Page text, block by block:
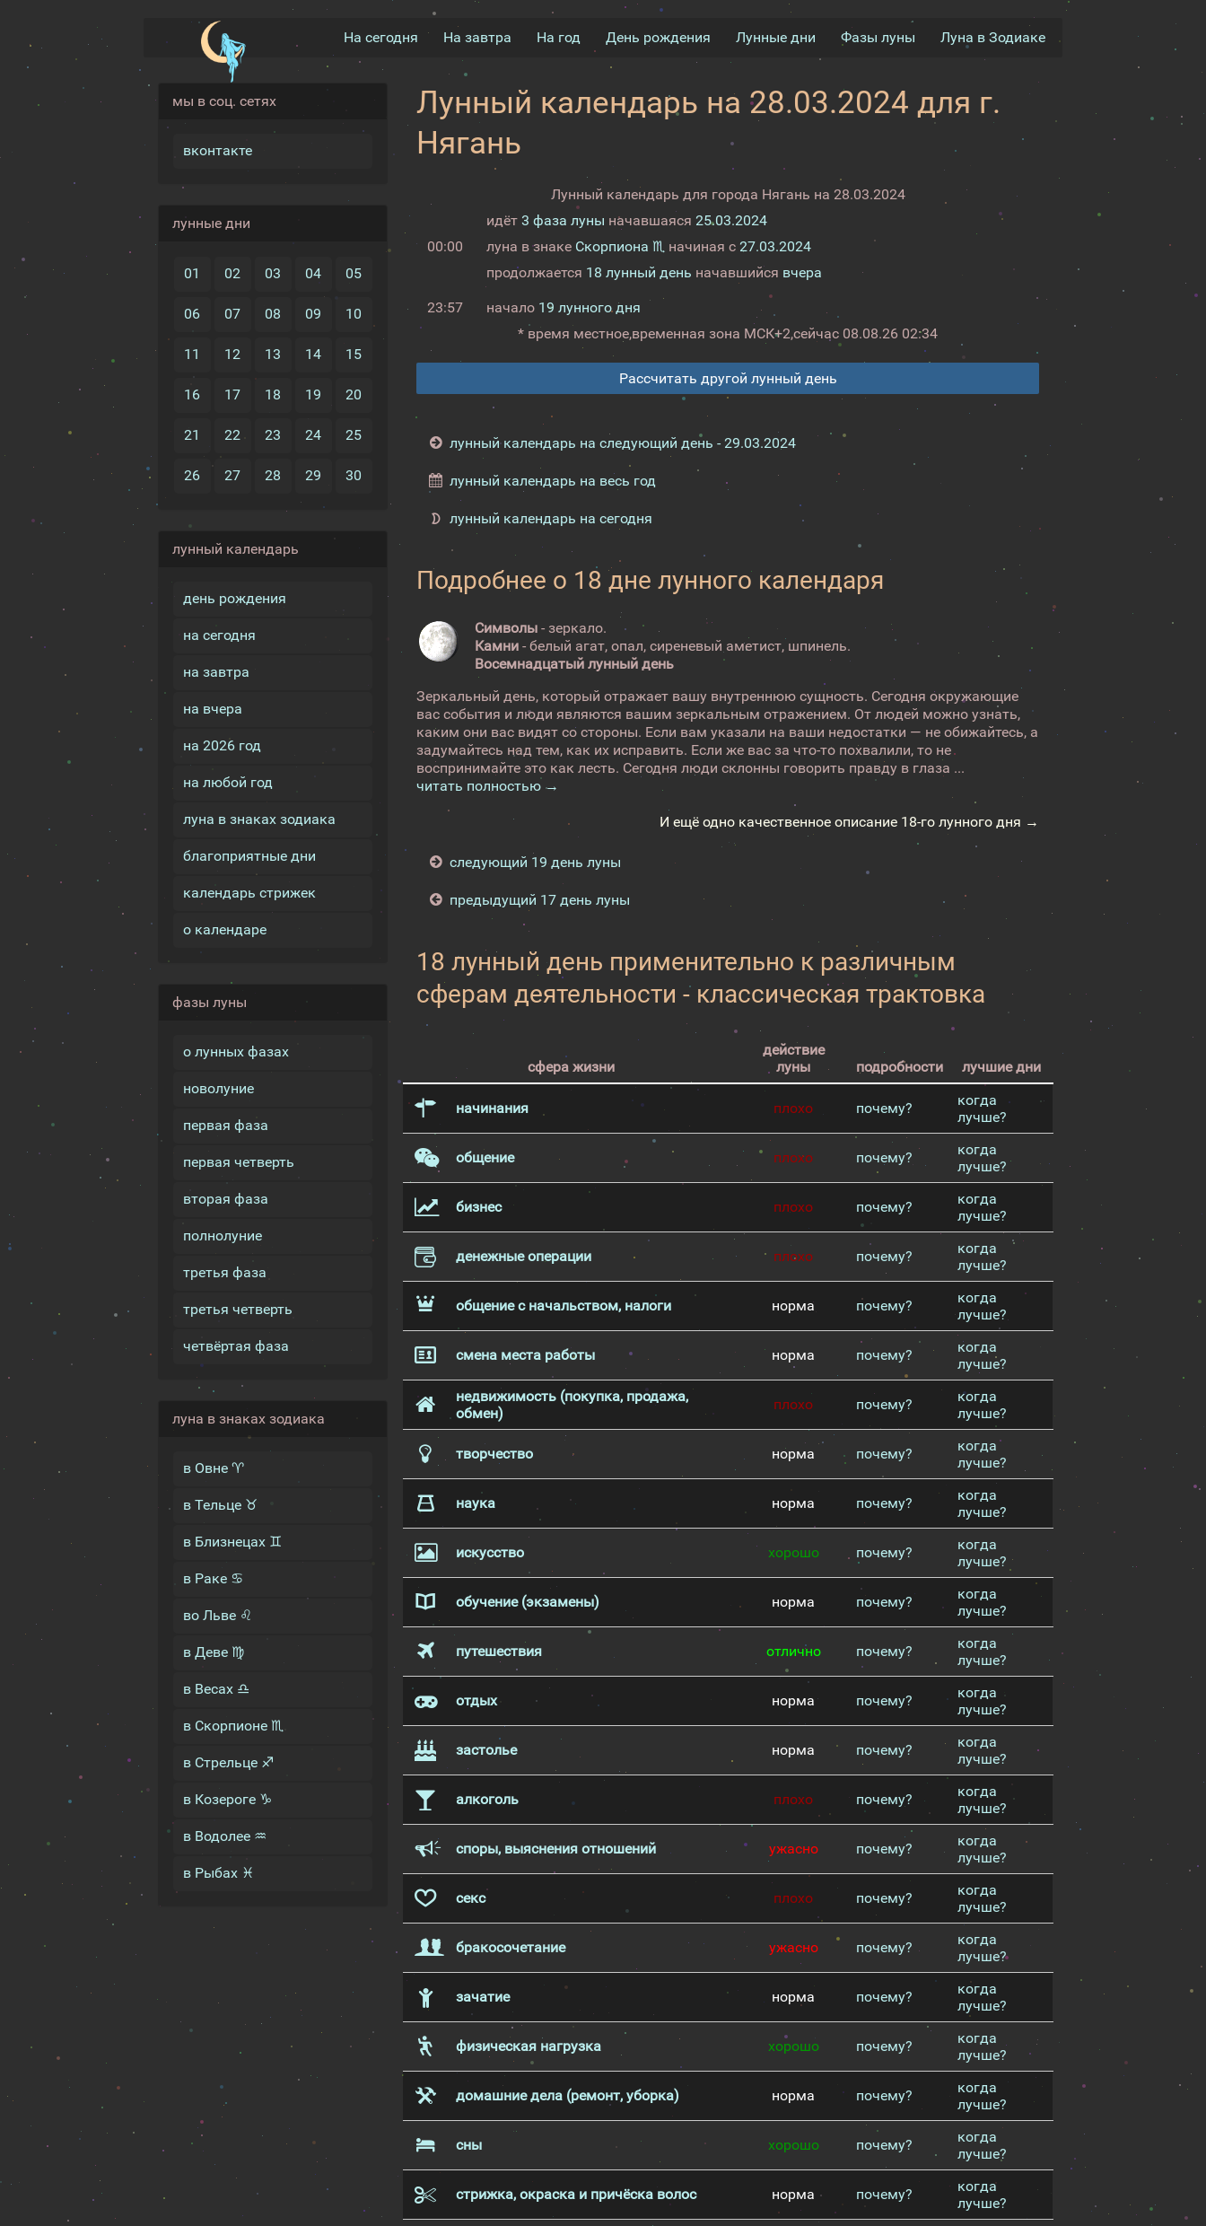
На сегодня На завтра На год День рождения Лунные дни Фазы луны Луна в Зодиаке
мы в соц. сетях
вконтакте
лунные дни
01 02 03 04 05
06 07 08 09 10
11 12 13 14 15
16 17 18 19 20
21 22 23 24 25
26 27 28 29 30
лунный календарь
день рождения
на сегодня
на завтра
на вчера
на 2026 год
на любой год
луна в знаках зодиака
благоприятные дни
календарь стрижек
о календаре
фазы луны
о лунных фазах
новолуние
первая фаза
первая четверть
вторая фаза
полнолуние
третья фаза
третья четверть
четвёртая фаза
луна в знаках зодиака
в Овне ♈
в Тельце ♉
в Близнецах ♊
в Раке ♋
во Льве ♌
в Деве ♍
в Весах ♎
в Скорпионе ♏
в Стрельце ♐
в Козероге ♑
в Водолее ♒
в Рыбах ♓
Лунный календарь на 28.03.2024 для г.
Нягань
Лунный календарь для города Нягань на 28.03.2024
00:00
идёт 3 фаза луны начавшаяся 25.03.2024
луна в знаке Скорпиона ♏начиная с 27.03.2024
продолжается 18 лунный день начавшийся вчера
23:57 начало 19 лунного дня
* время местное,временная зона МСК+2,сейчас 08.08.26 02:34
Рассчитать другой лунный день
лунный календарь на следующий день - 29.03.2024
лунный календарь на весь год
лунный календарь на сегодня
Подробнее о 18 дне лунного календаря
Символы - зеркало.
Камни - белый агат, опал, сиреневый аметист, шпинель.
Восемнадцатый лунный день
Зеркальный день, который отражает вашу внутреннюю сущность. Сегодня окружающие
вас события и люди являются вашим зеркальным отражением. От людей можно узнать,
каким они вас видят со стороны. Если вам указали на ваши недостатки — не обижайтесь, а
задумайтесь над тем, как их исправить. Если же вас за что-то похвалили, то не
воспринимайте это как лесть. Сегодня люди склонны говорить правду в глаза ...
читать полностью →
И ещё одно качественное описание 18-го лунного дня →
следующий 19 день луны
предыдущий 17 день луны
18 лунный день применительно к различным
сферам деятельности - классическая трактовка
сфера жизни
действие
луны
подробности лучшие дни
начинания плохо почему?
когда
лучше?
общение плохо почему?
когда
лучше?
бизнес плохо почему?
когда
лучше?
денежные операции плохо почему?
когда
лучше?
общение с начальством, налоги норма почему?
когда
лучше?
смена места работы норма почему?
когда
лучше?
недвижимость (покупка, продажа,
обмен)
плохо почему?
когда
лучше?
творчество норма почему?
когда
лучше?
наука норма почему?
когда
лучше?
искусство хорошо почему?
когда
лучше?
обучение (экзамены) норма почему?
когда
лучше?
путешествия отлично почему?
когда
лучше?
отдых норма почему?
когда
лучше?
застолье норма почему?
когда
лучше?
алкоголь плохо почему?
когда
лучше?
споры, выяснения отношений ужасно почему?
когда
лучше?
секс плохо почему?
когда
лучше?
бракосочетание ужасно почему?
когда
лучше?
зачатие норма почему?
когда
лучше?
физическая нагрузка хорошо почему?
когда
лучше?
домашние дела (ремонт, уборка) норма почему?
когда
лучше?
сны хорошо почему?
когда
лучше?
стрижка, окраска и причёска волос норма почему?
когда
лучше?